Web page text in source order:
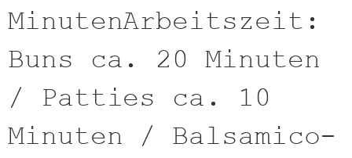
MinutenArbeitszeit:
Buns ca. 20 Minuten
/ Patties ca. 10
Minuten / Balsamico-